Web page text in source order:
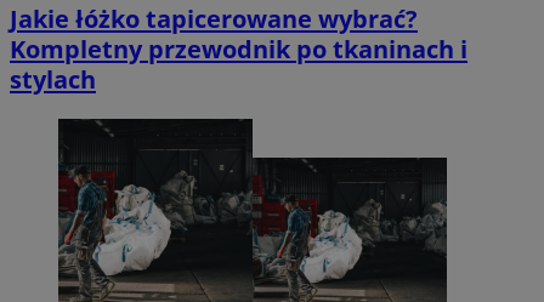
Jakie łóżko tapicerowane wybrać?
Kompletny przewodnik po tkaninach i
stylach